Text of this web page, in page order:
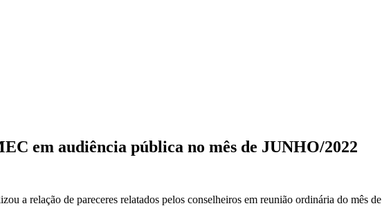
em audiência pública no mês de JUNHO/2022
a relação de pareceres relatados pelos conselheiros em reunião ordinária do mês